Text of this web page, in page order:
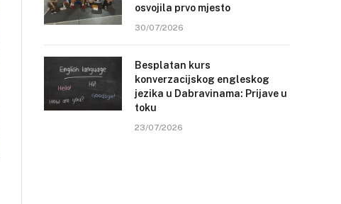
osvojila prvo mjesto
30/07/2026
Besplatan kurs
konverzacijskog engleskog
jezika u Dabravinama: Prijave u
toku
23/07/2026